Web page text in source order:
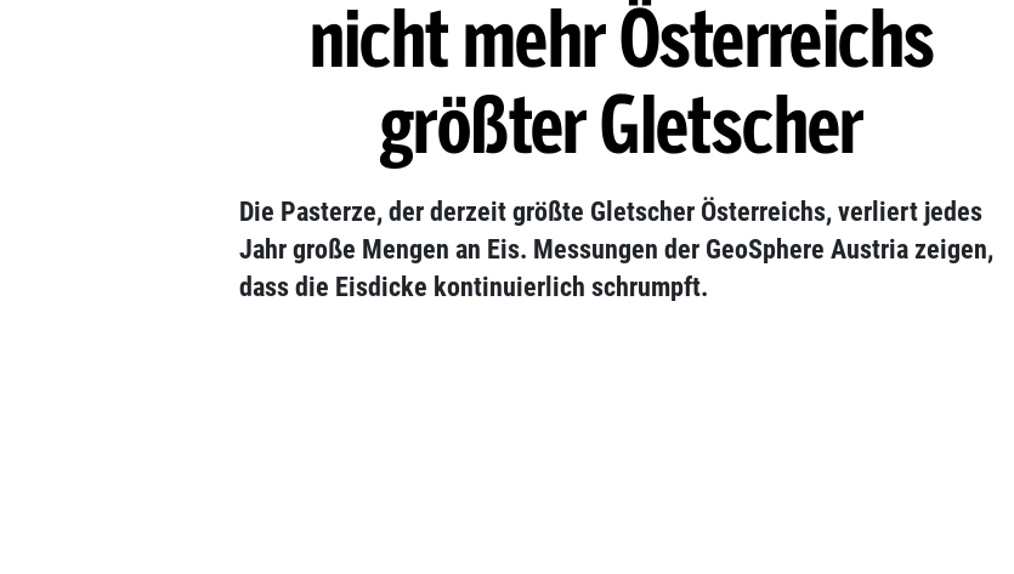
nicht mehr Österreichs
größter Gletscher
Die Pasterze, der derzeit größte Gletscher Österreichs, verliert jedes
Jahr große Mengen an Eis. Messungen der GeoSphere Austria zeigen,
dass die Eisdicke kontinuierlich schrumpft.